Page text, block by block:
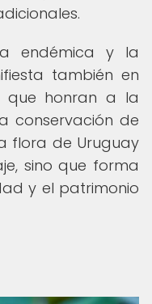
endémica y la
también en
que honran a la
conservación de
flora de Uruguay
sino que forma
y el patrimonio